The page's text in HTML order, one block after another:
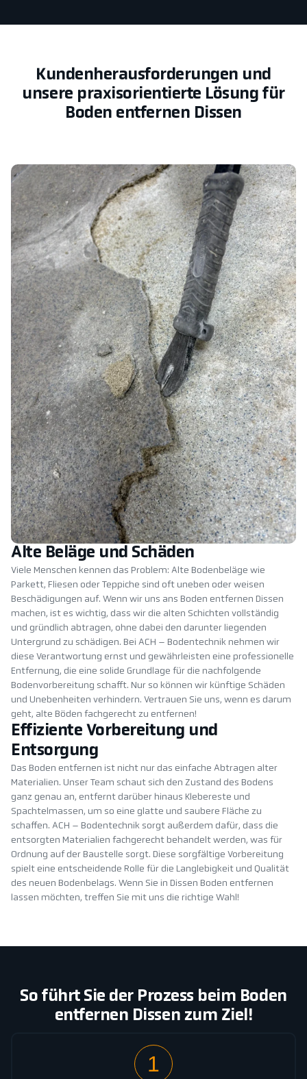
Kundenherausforderungen und
unsere praxisorientierte Lösung für
Boden entfernen Dissen
Alte Beläge und Schäden
Viele Menschen kennen das Problem: Alte Bodenbeläge wie
Parkett, Fliesen oder Teppiche sind oft uneben oder weisen
Beschädigungen auf. Wenn wir uns ans Boden entfernen Dissen
machen, ist es wichtig, dass wir die alten Schichten vollständig
und gründlich abtragen, ohne dabei den darunter liegenden
Untergrund zu schädigen. Bei ACH – Bodentechnik nehmen wir
diese Verantwortung ernst und gewährleisten eine professionelle
Entfernung, die eine solide Grundlage für die nachfolgende
Bodenvorbereitung schafft. Nur so können wir künftige Schäden
und Unebenheiten verhindern. Vertrauen Sie uns, wenn es darum
geht, alte Böden fachgerecht zu entfernen!
Effiziente Vorbereitung und
Entsorgung
Das Boden entfernen ist nicht nur das einfache Abtragen alter
Materialien. Unser Team schaut sich den Zustand des Bodens
ganz genau an, entfernt darüber hinaus Klebereste und
Spachtelmassen, um so eine glatte und saubere Fläche zu
schaffen. ACH – Bodentechnik sorgt außerdem dafür, dass die
entsorgten Materialien fachgerecht behandelt werden, was für
Ordnung auf der Baustelle sorgt. Diese sorgfältige Vorbereitung
spielt eine entscheidende Rolle für die Langlebigkeit und Qualität
des neuen Bodenbelags. Wenn Sie in Dissen Boden entfernen
lassen möchten, treffen Sie mit uns die richtige Wahl!
So führt Sie der Prozess beim Boden
entfernen Dissen zum Ziel!
1